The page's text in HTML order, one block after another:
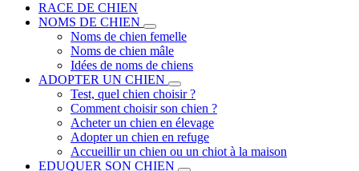
RACE DE CHIEN
NOMS DE CHIEN
Noms de chien femelle
Noms de chien mâle
Idées de noms de chiens
ADOPTER UN CHIEN
Test, quel chien choisir ?
Comment choisir son chien ?
Acheter un chien en élevage
Adopter un chien en refuge
Accueillir un chien ou un chiot à la maison
EDUQUER SON CHIEN